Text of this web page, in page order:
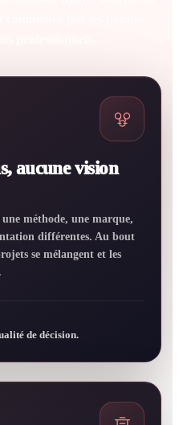
aucune vision
méthode, une marque,
différentes. Au bout
se mélangent et les
de décision.